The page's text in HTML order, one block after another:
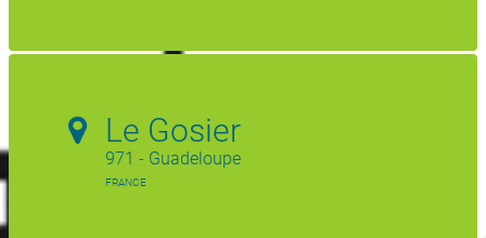
Le Gosier
971 - Guadeloupe
FRANCE